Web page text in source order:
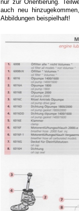
nur zur Orientierung.
auch neu
Abbildungen beispielhaft!